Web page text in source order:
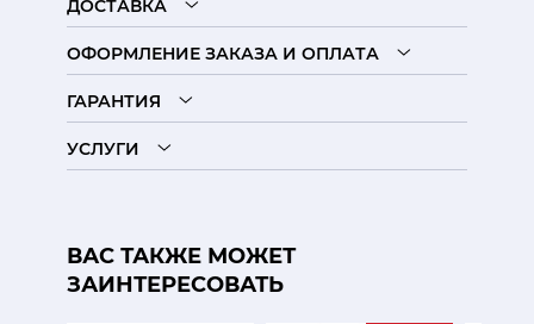
ДОСТАВКА
ОФОРМЛЕНИЕ ЗАКАЗА И ОПЛАТА
ГАРАНТИЯ
УСЛУГИ
ВАС ТАКЖЕ МОЖЕТ
ЗАИНТЕРЕСОВАТЬ